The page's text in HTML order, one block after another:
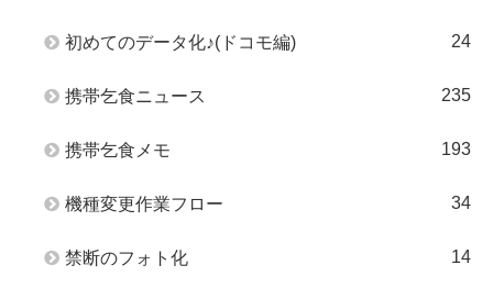
初めてのデータ化♪(ドコモ編) 24
携帯乞食ニュース 235
携帯乞食メモ 193
機種変更作業フロー 34
禁断のフォト化 14